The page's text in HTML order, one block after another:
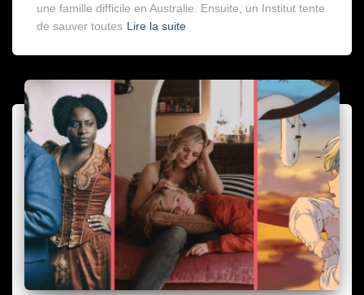
une famille difficile en Australie. Ensuite, un Institut tente
de sauver toutes Lire la suite